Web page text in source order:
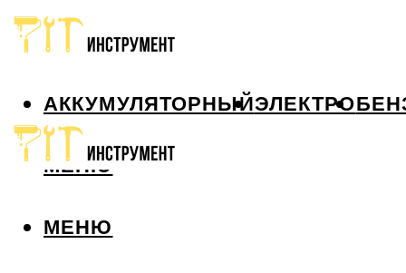
АККУМУЛЯТОРНЫЙЭЛЕКТРО
МЕНЮ
МЕНЮ